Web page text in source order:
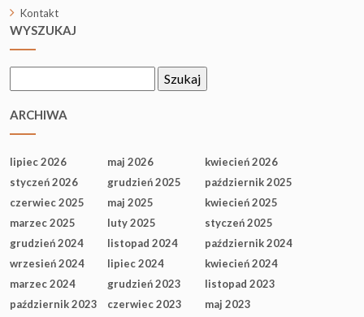
Kontakt
WYSZUKAJ
ARCHIWA
lipiec 2026 maj 2026
kwiecień 2026
styczeń 2026
grudzień 2025
październik 2025
czerwiec 2025
maj 2025
kwiecień 2025
marzec 2025
luty 2025
styczeń 2025
grudzień 2024
listopad 2024
październik 2024
wrzesień 2024
lipiec 2024
kwiecień 2024
marzec 2024
grudzień 2023
listopad 2023
październik 2023
czerwiec 2023
maj 2023